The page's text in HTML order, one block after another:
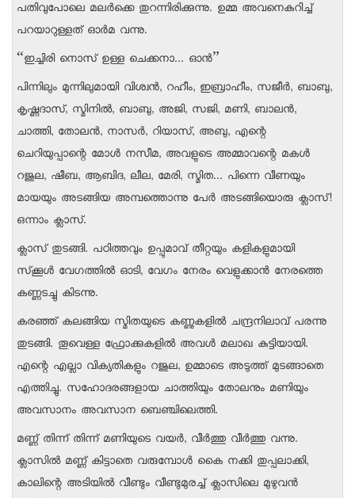
പതിവുപോലെ മലര്‍ക്കെ തുറന്നിരിക്കുന്നു. ഉമ്മ അവനെകുറിച്ച്
പറയാറുള്ളത് ഓര്‍മ വന്നു.
“ഇച്ചിരി നൊസ് ഉള്ള ചെക്കനാ... ഓന്‍”
പിന്നിലും മുന്നിലുമായി വിശ്വന്‍, റഹീം, ഇബ്രാഹീം, സജീര്‍, ബാബു,
കൃഷ്ണദാസ്, സ്മിനില്‍, ബാബു, അജി, സജി, മണി, ബാലന്‍,
ചാത്തി, തോലന്‍, നാസര്‍, റിയാസ്, അബു, എന്റെ
ചെറിയുപ്പാന്റെ മോള്‍ നസീമ, അവളുടെ അമ്മാവന്റെ മകള്‍
റജുല, ഷീബ, ആബിദ, ലീല, മേരി, സ്മിത... പിന്നെ വീണയും
മായയും അടങ്ങിയ അമ്പത്തൊന്നു പേര്‍ അടങ്ങിയൊരു ക്ലാസ്!
ഒന്നാം ക്ലാസ്.
ക്ലാസ് തുടങ്ങി. പഠിത്തവും ഉപ്പുമാവ് തീറ്റയും കളികളുമായി
സ്‌ക്കൂള്‍ വേഗത്തില്‍ ഓടി, വേഗം നേരം വെളുക്കാന്‍ നേരത്തെ
കണ്ണടച്ചു കിടന്നു.
കരഞ്ഞ് കലങ്ങിയ സ്മിതയുടെ കണ്ണുകളില്‍ ചന്ദ്രനിലാവ് പരന്നു
തുടങ്ങി. തൂവെള്ള ഫ്രോക്കുകളില്‍ അവള്‍ മലാഖ കുട്ടിയായി.
എന്റെ എല്ലാ വിക്യതികളും റജുല, ഉമ്മാടെ അടുത്ത് മുടങ്ങാതെ
എത്തിച്ചു. സഹോദരങ്ങളായ ചാത്തിയും തോലനും മണിയും
അവസാനം അവസാന ബെഞ്ചിലെത്തി.
മണ്ണ് തിന്ന് തിന്ന് മണിയുടെ വയര്‍, വീര്‍ത്തു വീര്‍ത്തു വന്നു.
ക്ലാസില്‍ മണ്ണ് കിട്ടാതെ വരുമ്പോള്‍ കൈ നക്കി തുപ്പലാക്കി,
കാലിന്റെ അടിയില്‍ വീണ്ടും വീണ്ടുമുരച്ച് ക്ലാസിലെ മുഴുവന്‍